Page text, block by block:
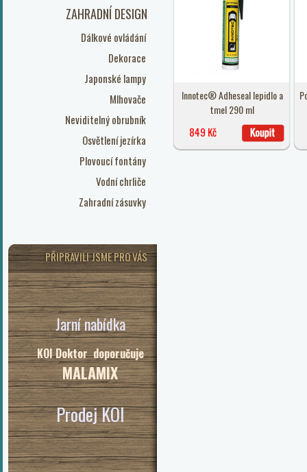
ZAHRADNÍ DESIGN
Dálkové ovládání
Dekorace
Japonské lampy
Mlhovače
Neviditelný obrubník
Osvětlení jezírka
Plovoucí fontány
Vodní chrliče
Zahradní zásuvky
PŘIPRAVILI JSME PRO VÁS
Jarní nabídka
KOI Doktor doporučuje
MALAMIX
Prodej KOI
Innotec® Adheseal lepidlo a
tmel 290 ml
849 Kč